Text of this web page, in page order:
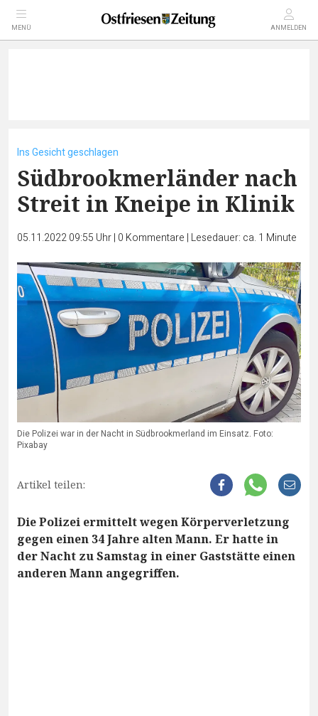
MENÜ ANMELDEN
Ins Gesicht geschlagen
Südbrookmerländer nach
Streit in Kneipe in Klinik
05.11.2022 09:55 Uhr| 0 Kommentare | Lesedauer: ca. 1 Minute
Die Polizei war in der Nacht in Südbrookmerland im Einsatz. Foto:
Pixabay
Artikel teilen:
Die Polizei ermittelt wegen Körperverletzung
gegen einen 34 Jahre alten Mann. Er hatte in
der Nacht zu Samstag in einer Gaststätte einen
anderen Mann angegriffen.